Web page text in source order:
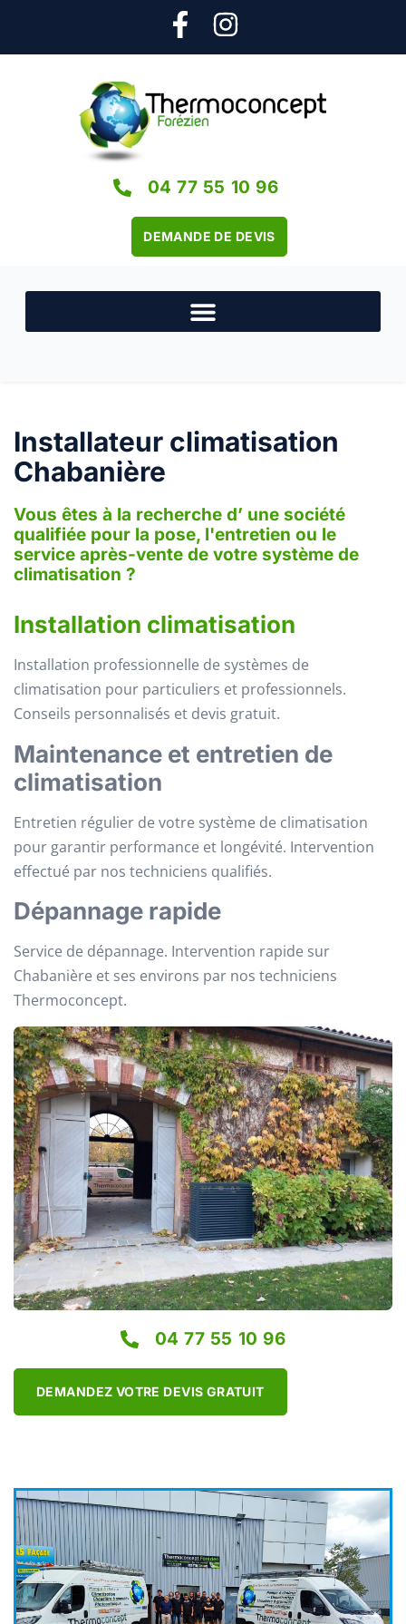
04 77 55 10 96
DEMANDE DE DEVIS
Installateur climatisation
Chabanière
Vous êtes à la recherche d’ une société
qualifiée pour la pose, l'entretien ou le
service après-vente de votre système de
climatisation ?
Installation climatisation
Installation professionnelle de systèmes de
climatisation pour particuliers et professionnels.
Conseils personnalisés et devis gratuit.
Maintenance et entretien de
climatisation
Entretien régulier de votre système de climatisation
pour garantir performance et longévité. Intervention
effectué par nos techniciens qualifiés.
Dépannage rapide
Service de dépannage. Intervention rapide sur
Chabanière et ses environs par nos techniciens
Thermoconcept.
04 77 55 10 96
DEMANDEZ VOTRE DEVIS GRATUIT